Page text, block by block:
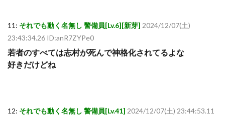
11: それでも動く名無し 警備員[Lv.6][新芽] 2024/12/07(土)
23:43:34.26 ID:anR7ZYPe0
若者のすべては志村が死んで神格化されてるよな
好きだけどね
12: それでも動く名無し 警備員[Lv.41] 2024/12/07(土) 23:44:53.11